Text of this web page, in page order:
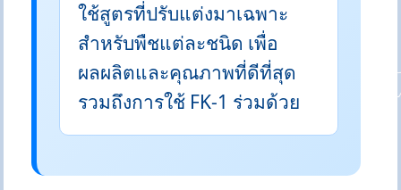
ใช้สูตรที่ปรับแต่งมาเฉพาะ
สำหรับพืชแต่ละชนิด เพื่อ
ผลผลิตและคุณภาพที่ดีที่สุด
รวมถึงการใช้ FK-1 ร่วมด้วย